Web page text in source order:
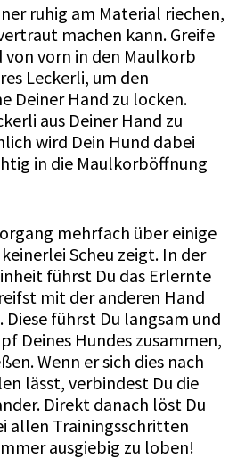
ruhig am Material riechen,
machen kann. Greife
vorn in den Maulkorb
Leckerli, um den
Deiner Hand zu locken.
aus Deiner Hand zu
wird Dein Hund dabei
in die Maulkorböffnung
mehrfach über einige
Scheu zeigt. In der
führst Du das Erlernte
mit der anderen Hand
führst Du langsam und
Deines Hundes zusammen,
Wenn er sich dies nach
lässt, verbindest Du die
Direkt danach löst Du
allen Trainingsschritten
ausgiebig zu loben!